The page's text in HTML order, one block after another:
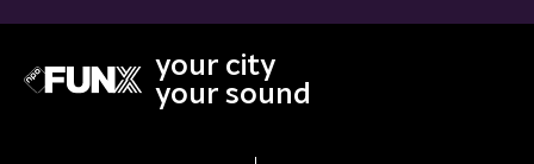
your city
your sound